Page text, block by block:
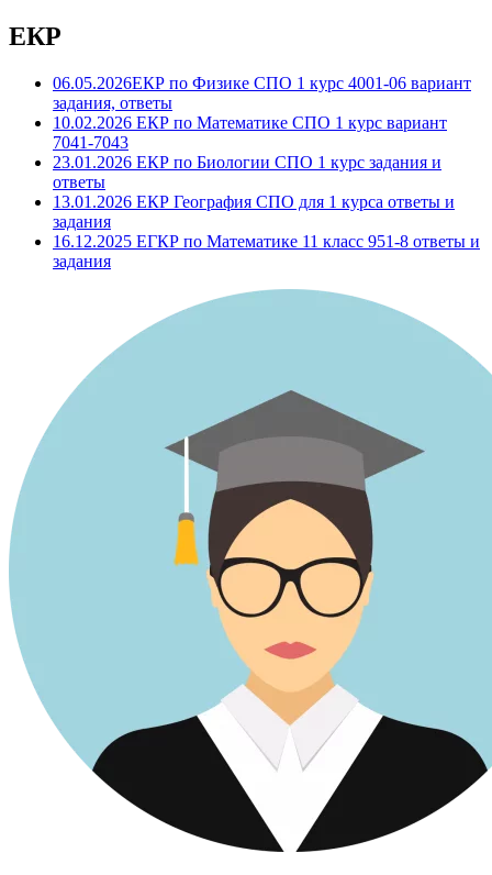
ЕКР
06.05.2026ЕКР по Физике СПО 1 курс 4001-06 вариант
задания, ответы
10.02.2026 ЕКР по Математике СПО 1 курс вариант
7041-7043
23.01.2026 ЕКР по Биологии СПО 1 курс задания и
ответы
13.01.2026 ЕКР География СПО для 1 курса ответы и
задания
16.12.2025 ЕГКР по Математике 11 класс 951-8 ответы и
задания